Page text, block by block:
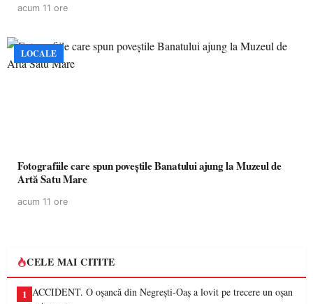
acum 11 ore
LOCALE
Fotografiile care spun poveștile Banatului ajung la Muzeul de
Artă Satu Mare
acum 11 ore
CELE MAI CITITE
1 ACCIDENT. O oșancă din Negrești-Oaș a lovit pe trecere un oșan